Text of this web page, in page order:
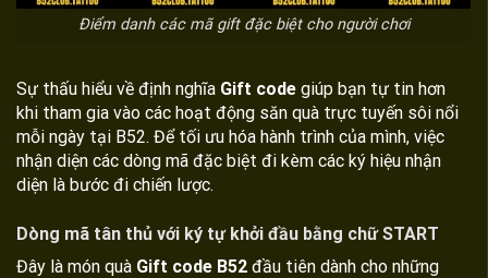
Điểm danh các mã gift đặc biệt cho người chơi
Sự thấu hiểu về định nghĩa Gift code giúp bạn tự tin hơn
khi tham gia vào các hoạt động săn quà trực tuyến sôi nổi
mỗi ngày tại B52. Để tối ưu hóa hành trình của mình, việc
nhận diện các dòng mã đặc biệt đi kèm các ký hiệu nhận
diện là bước đi chiến lược.
Dòng mã tân thủ với ký tự khởi đầu bằng chữ START
Đây là món quà Gift code B52 đầu tiên dành cho những